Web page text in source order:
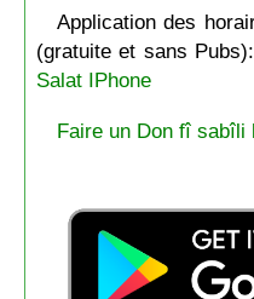
Application des
(gratuite et sans Pubs):
Salat IPhone
Faire un Don fî sabîli